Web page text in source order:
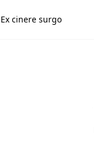
Ex cinere surgo